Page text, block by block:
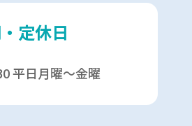
定休日
平日月曜〜金曜